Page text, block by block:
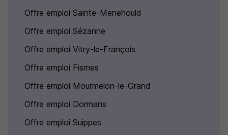
Offre emploi Sainte-Menehould
Offre emploi Sézanne
Offre emploi Vitry-le-François
Offre emploi Fismes
Offre emploi Mourmelon-le-Grand
Offre emploi Dormans
Offre emploi Suippes